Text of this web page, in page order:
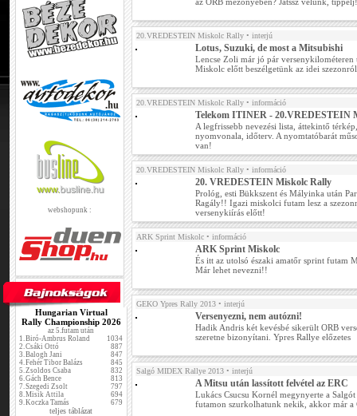
webshopunk :
Hungarian Virtual
Rally Championship 2026
az 5.futam után
1.Biró-Ambrus Roland
1034
2.Csáki Ottó
887
3.Balogh Jani
847
4.Fehér Tibor Balázs
845
5.Zsoldos Csaba
832
6.Gách Bence
813
7.Szegedi Zsolt
797
8.Misik Attila
694
9.Koczka Tamás 679
teljes táblázat
20.VREDESTEIN Miskolc Rally • interjú
Lotus, Suzuki, de most a Mitsubishi
Lencse Zoli már jó pár
Miskolc előtt beszélgetünk az idei szezonról
20.VREDESTEIN Miskolc Rally • információ
Telekom ITINER - 20.VREDESTEIN
A legfrissebb nevezési lista, áttekintő
nyomvonala, időterv. A nyomtatóbarát
van!
20.VREDESTEIN Miskolc Rally • információ
20. VREDESTEIN Miskolc Rally
Prológ, esti Bükkszent és Mályinka után
Ragály!! Igazi miskolci futam lesz a
versenykiírás előtt!
ARK Sprint Miskolc • információ
ARK Sprint Miskolc
És itt az utolsó északi amatőr sprint futam
Már lehet nevezni!!
GEKO Ypres Rally 2013 • interjú
Versenyezni, nem autózni!
Hadik Andris két kevésbé sikerült ORB
szeretne bizonyítani. Ypres Rallye előzetes
Salgó MIDEX Rallye 2013 • interjú
A Mitsu után lassított felvétel az ERC
Lukács Csucsu Kornél megynyerte a
futamon szurkolhatunk nekik, akkor már a